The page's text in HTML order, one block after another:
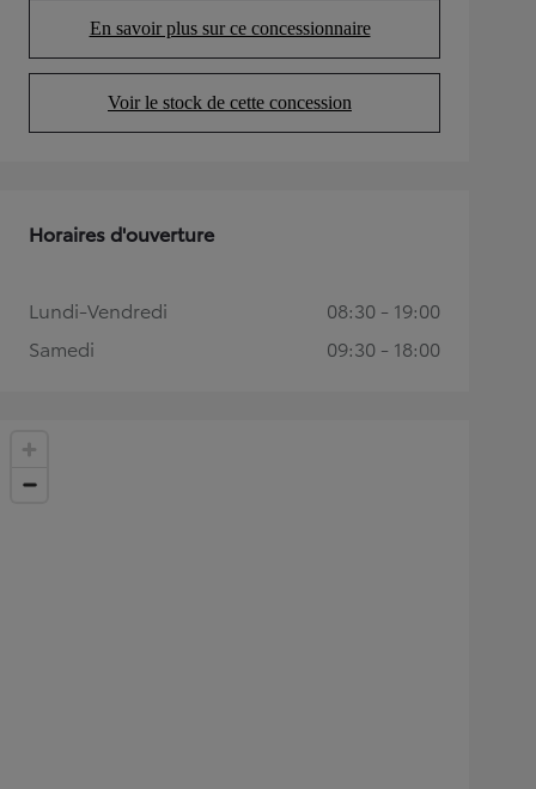
En savoir plus sur ce concessionnaire
(Opens in new tab)
Voir le stock de cette concession
(Opens in new tab)
Horaires d'ouverture
Lundi-Vendredi
08:30 - 19:00
Samedi
09:30 - 18:00